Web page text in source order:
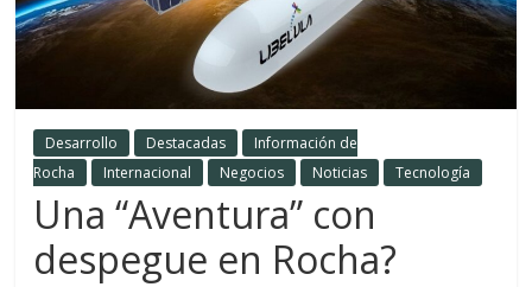
Desarrollo Destacadas
Información de
Rocha
Internacional Negocios Noticias Tecnología
Una “Aventura” con
despegue en Rocha?